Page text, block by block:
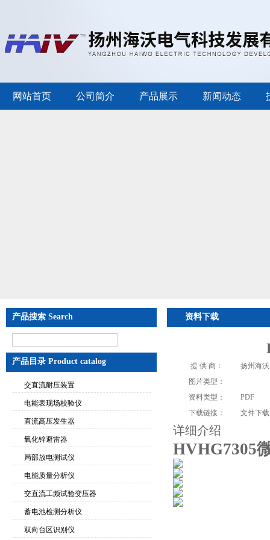
网站首页 公司简介 产品展示 新闻动态
产品搜索 Search
产品目录 Product catalog
交直流耐压装置
电能表现场校验仪
直流高压发生器
氧化锌避雷器
局部放电测试仪
电能质量分析仪
交直流工频试验变压器
蓄电池检测分析仪
双向台区识别仪
资料下载
提 供 商：
扬州海
图片类型：
资料类型：
PDF
下载链接：
文件下载
详细介绍
HVHG7305